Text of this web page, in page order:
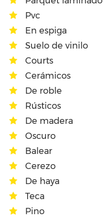
Pvc
En espiga
Suelo de vinilo
Courts
Cerámicos
De roble
Rústicos
De madera
Oscuro
Balear
Cerezo
De haya
Teca
Pino